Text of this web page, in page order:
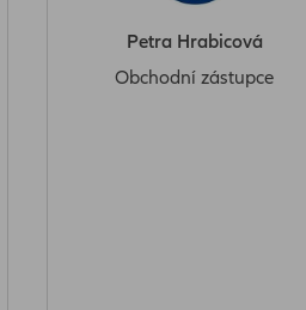
Petra Hrabicová
Obchodní zástupce